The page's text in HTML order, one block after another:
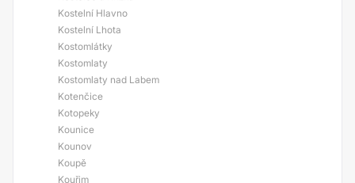
Kostelní Hlavno
Kostelní Lhota
Kostomlátky
Kostomlaty
Kostomlaty nad Labem
Kotenčice
Kotopeky
Kounice
Kounov
Koupě
Kouřim